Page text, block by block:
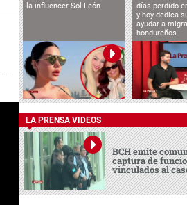
la influencer Sol León
días perdido
y hoy dedica
ayudar a
hondureños
LA PRENSA VIDEOS
BCH emite
captura de
vinculados al